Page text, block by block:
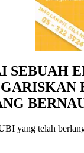
SEBUAH
yang telah